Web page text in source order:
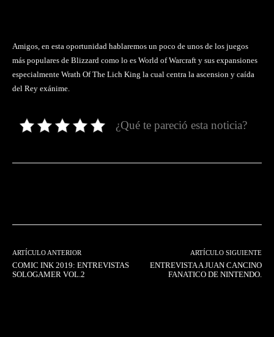
Amigos, en esta oportunidad hablaremos un poco de unos de los juegos
más populares de Blizzard como lo es World of Warcraft y sus expansiones
especialmente Wrath Of The Lich King la cual centra la ascension y caída
del Rey exánime.
¿Qué te pareció esta noticia?
ARTÍCULO ANTERIOR
COMIC INK 2019: ENTREVISTAS
SOLOGAMER VOL.2
ARTÍCULO SIGUIENTE
ENTREVISTA A JUAN CANCINO
FANATICO DE NINTENDO.